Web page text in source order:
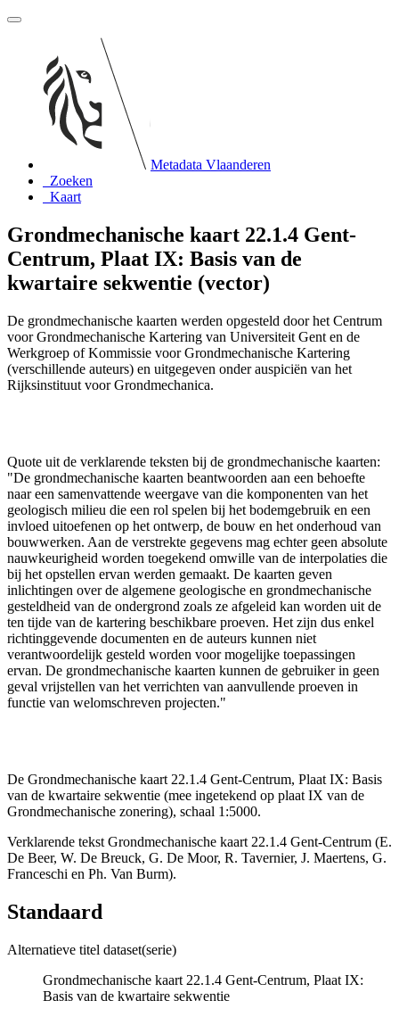
Metadata Vlaanderen
Zoeken
Kaart
Grondmechanische kaart 22.1.4 Gent-
Centrum, Plaat IX: Basis van de
kwartaire sekwentie (vector)
De grondmechanische kaarten werden opgesteld door het Centrum
voor Grondmechanische Kartering van Universiteit Gent en de
Werkgroep of Kommissie voor Grondmechanische Kartering
(verschillende auteurs) en uitgegeven onder auspiciën van het
Rijksinstituut voor Grondmechanica.
Quote uit de verklarende teksten bij de grondmechanische kaarten:
"De grondmechanische kaarten beantwoorden aan een behoefte
naar een samenvattende weergave van die komponenten van het
geologisch milieu die een rol spelen bij het bodemgebruik en een
invloed uitoefenen op het ontwerp, de bouw en het onderhoud van
bouwwerken. Aan de verstrekte gegevens mag echter geen absolute
nauwkeurigheid worden toegekend omwille van de interpolaties die
bij het opstellen ervan werden gemaakt. De kaarten geven
inlichtingen over de algemene geologische en grondmechanische
gesteldheid van de ondergrond zoals ze afgeleid kan worden uit de
ten tijde van de kartering beschikbare proeven. Het zijn dus enkel
richtinggevende documenten en de auteurs kunnen niet
verantwoordelijk gesteld worden voor mogelijke toepassingen
ervan. De grondmechanische kaarten kunnen de gebruiker in geen
geval vrijstellen van het verrichten van aanvullende proeven in
functie van welomschreven projecten."
De Grondmechanische kaart 22.1.4 Gent-Centrum, Plaat IX: Basis
van de kwartaire sekwentie (mee ingetekend op plaat IX van de
Grondmechanische zonering), schaal 1:5000.
Verklarende tekst Grondmechanische kaart 22.1.4 Gent-Centrum (E.
De Beer, W. De Breuck, G. De Moor, R. Tavernier, J. Maertens, G.
Franceschi en Ph. Van Burm).
Standaard
Alternatieve titel dataset(serie)
Grondmechanische kaart 22.1.4 Gent-Centrum, Plaat IX:
Basis van de kwartaire sekwentie